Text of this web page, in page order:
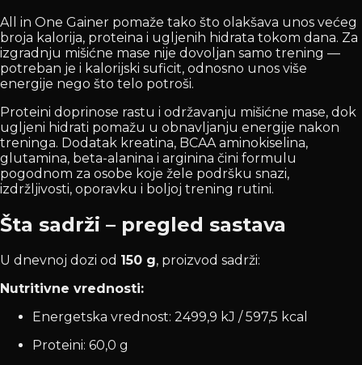
All in One Gainer pomaže tako što olakšava unos većeg
broja kalorija, proteina i ugljenih hidrata tokom dana. Za
izgradnju mišićne mase nije dovoljan samo trening —
potreban je i kalorijski suficit, odnosno unos više
energije nego što telo potroši.
Proteini doprinose rastu i održavanju mišićne mase, dok
ugljeni hidrati pomažu u obnavljanju energije nakon
treninga. Dodatak kreatina, BCAA aminokiselina,
glutamina, beta-alanina i arginina čini formulu
pogodnom za osobe koje žele podršku snazi,
izdržljivosti, oporavku i boljoj trening rutini.
Šta sadrži – pregled sastava
U dnevnoj dozi od 150 g, proizvod sadrži:
Nutritivne vrednosti:
Energetska vrednost: 2499,9 kJ / 597,5 kcal
Proteini: 60,0 g